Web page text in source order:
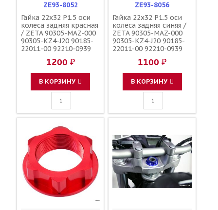
ZE93-8052
Гайка 22x32 P1.5 оси
колеса задняя красная
/ ZETA 90305-MAZ-000
90305-KZ4-J20 90185-
22011-00 92210-0939
1200 ₽
В КОРЗИНУ
ZE93-8056
Гайка 22x32 P1.5 оси
колеса задняя синяя /
ZETA 90305-MAZ-000
90305-KZ4-J20 90185-
22011-00 92210-0939
1100 ₽
В КОРЗИНУ